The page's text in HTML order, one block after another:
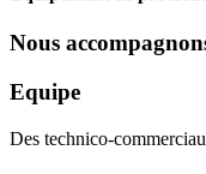
Nous
Equipe
Des technico-